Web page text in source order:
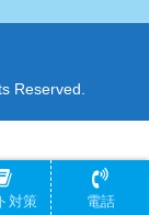
Reserved.
対策 電話